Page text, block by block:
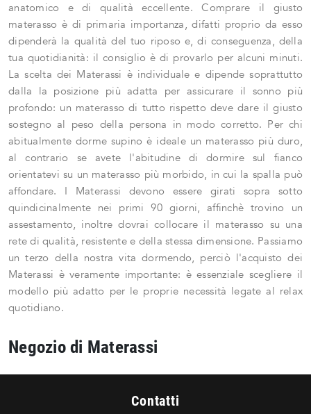
anatomico e di qualità eccellente. Comprare il giusto
materasso è di primaria importanza, difatti proprio da esso
dipenderà la qualità del tuo riposo e, di conseguenza, della
tua quotidianità: il consiglio è di provarlo per alcuni minuti.
La scelta dei Materassi è individuale e dipende soprattutto
dalla la posizione più adatta per assicurare il sonno più
profondo: un materasso di tutto rispetto deve dare il giusto
sostegno al peso della persona in modo corretto. Per chi
abitualmente dorme supino è ideale un materasso più duro,
al contrario se avete l'abitudine di dormire sul fianco
orientatevi su un materasso più morbido, in cui la spalla può
affondare. I Materassi devono essere girati sopra sotto
quindicinalmente nei primi 90 giorni, affinchè trovino un
assestamento, inoltre dovrai collocare il materasso su una
rete di qualità, resistente e della stessa dimensione. Passiamo
un terzo della nostra vita dormendo, perciò l'acquisto dei
Materassi è veramente importante: è essenziale scegliere il
modello più adatto per le proprie necessità legate al relax
quotidiano.
Negozio di Materassi
Contatti